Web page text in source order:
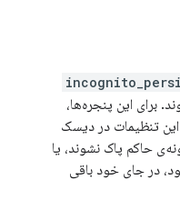
برای این پنجره‌ها،
این تنظیمات در دیسک
حاکم پاک نشوند، یا
در جای خود باقی